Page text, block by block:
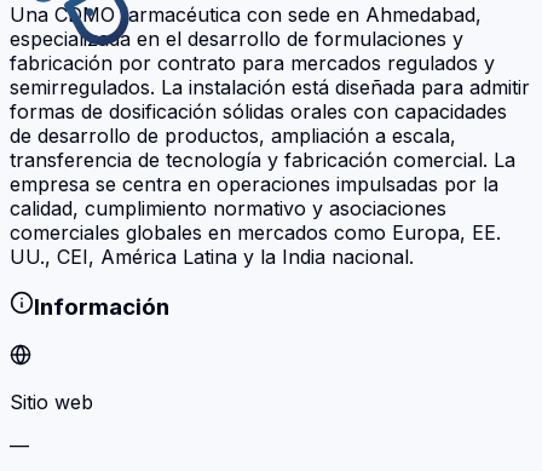
Una CDMO farmacéutica con sede en Ahmedabad,
especializada en el desarrollo de formulaciones y
fabricación por contrato para mercados regulados y
semirregulados. La instalación está diseñada para admitir
formas de dosificación sólidas orales con capacidades
de desarrollo de productos, ampliación a escala,
transferencia de tecnología y fabricación comercial. La
empresa se centra en operaciones impulsadas por la
calidad, cumplimiento normativo y asociaciones
comerciales globales en mercados como Europa, EE.
UU., CEI, América Latina y la India nacional.
Información
Sitio web
—